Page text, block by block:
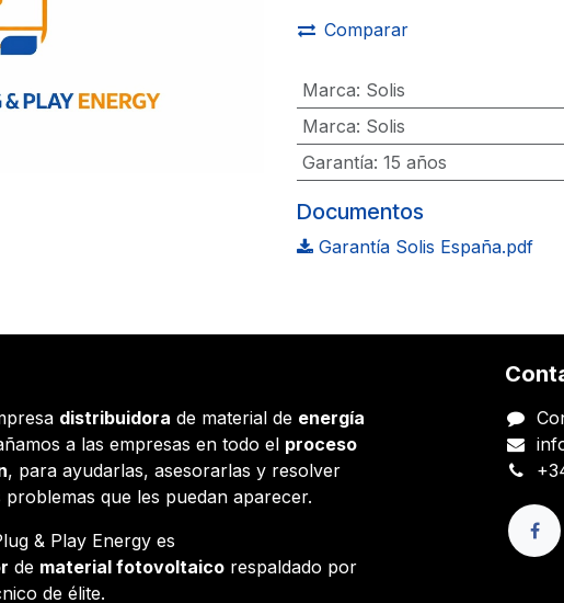
Comparar
Marca: Solis
Marca: Solis
Garantía: 15 años
Documentos
Garantía Solis España.pdf
distribuidora de material de energía
a las empresas en todo el proceso
, para ayudarlas, asesorarlas y resolver
que les puedan aparecer.
& Play Energy es
de material fotovoltaico respaldado por
de élite.